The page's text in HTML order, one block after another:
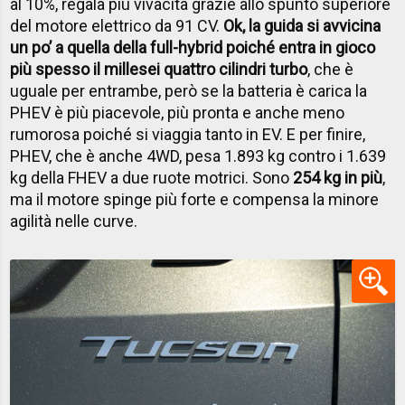
al 10%, regala più vivacità grazie allo spunto superiore
del motore elettrico da 91 CV. Ok, la guida si avvicina
un po’ a quella della full-hybrid poiché entra in gioco
più spesso il millesei quattro cilindri turbo, che è
uguale per entrambe, però se la batteria è carica la
PHEV è più piacevole, più pronta e anche meno
rumorosa poiché si viaggia tanto in EV. E per finire,
PHEV, che è anche 4WD, pesa 1.893 kg contro i 1.639
kg della FHEV a due ruote motrici. Sono 254 kg in più,
ma il motore spinge più forte e compensa la minore
agilità nelle curve.